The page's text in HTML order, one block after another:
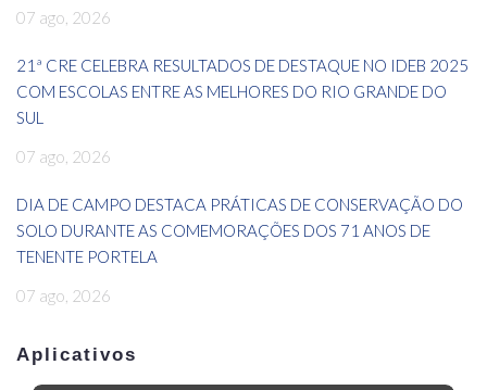
07 ago, 2026
21ª CRE CELEBRA RESULTADOS DE DESTAQUE NO IDEB 2025
COM ESCOLAS ENTRE AS MELHORES DO RIO GRANDE DO
SUL
07 ago, 2026
DIA DE CAMPO DESTACA PRÁTICAS DE CONSERVAÇÃO DO
SOLO DURANTE AS COMEMORAÇÕES DOS 71 ANOS DE
TENENTE PORTELA
07 ago, 2026
Aplicativos